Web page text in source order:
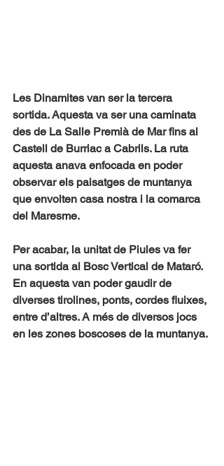
Les Dinamites van ser la tercera
sortida. Aquesta va ser una caminata
des de La Salle Premià de Mar fins al
Castell de Burriac a Cabrils. La ruta
aquesta anava enfocada en poder
observar els paisatges de muntanya
que envolten casa nostra i la comarca
del Maresme.
Per acabar, la unitat de Piules va fer
una sortida al Bosc Vertical de Mataró.
En aquesta van poder gaudir de
diverses tirolines, ponts, cordes fluixes,
entre d’altres. A més de diversos jocs
en les zones boscoses de la muntanya.